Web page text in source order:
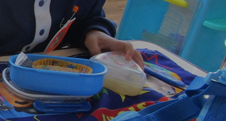
PTAホッと情報2025年6月号
PTAホッと情報2024年12月号